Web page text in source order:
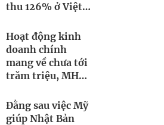
thu 126% ở Việt
Hoạt động kinh
doanh chính
mang về chưa tới
trăm triệu, MHC
vào loạt cổ phiếu
'họ' Gelex
Đằng sau việc Mỹ
giúp Nhật Bản